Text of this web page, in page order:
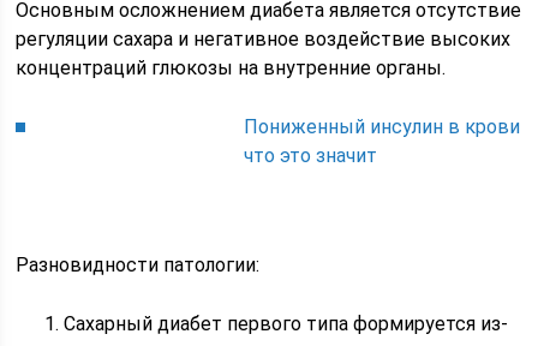
Основным осложнением диабета является отсутствие
регуляции сахара и негативное воздействие высоких
концентраций глюкозы на внутренние органы.
Пониженный инсулин в крови
что это значит
Разновидности патологии:
Сахарный диабет первого типа формируется из-